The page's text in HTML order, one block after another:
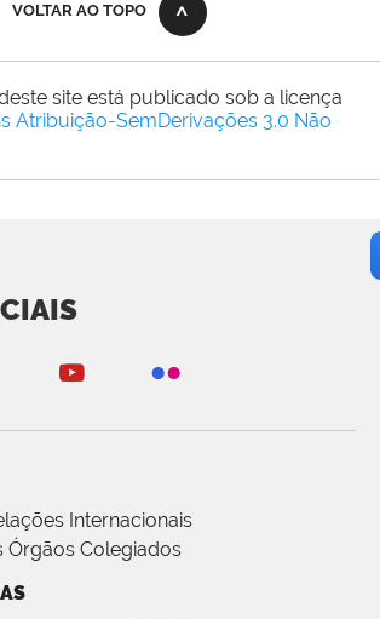
VOLTAR AO TOPO
site está publicado sob a licença
Atribuição-SemDerivações 3.0 Não
Internacionais
Órgãos Colegiados